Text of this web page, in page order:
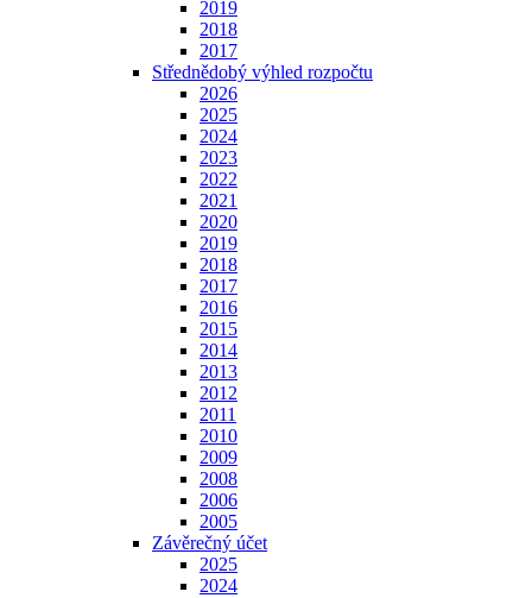
2019
2018
2017
Střednědobý výhled rozpočtu
2026
2025
2024
2023
2022
2021
2020
2019
2018
2017
2016
2015
2014
2013
2012
2011
2010
2009
2008
2006
2005
Závěrečný účet
2025
2024